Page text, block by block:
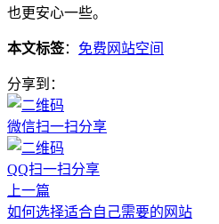
也更安心一些。
本文标签： 免费网站空间
分享到：
微信扫一扫分享
QQ扫一扫分享
上一篇
如何选择适合自己需要的网站